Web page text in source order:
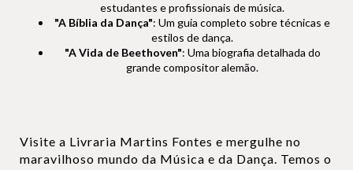
estudantes e profissionais de música.
"A Bíblia da Dança": Um guia completo sobre técnicas e
estilos de dança.
"A Vida de Beethoven": Uma biografia detalhada do
grande compositor alemão.
Visite a Livraria Martins Fontes e mergulhe no
maravilhoso mundo da Música e da Dança. Temos o